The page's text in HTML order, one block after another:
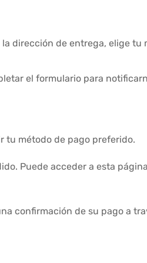
dirección de entrega, elige
el formulario para
tu método de pago preferido.
Puede acceder a esta
confirmación de su pago a